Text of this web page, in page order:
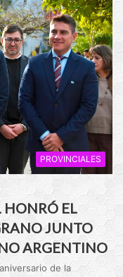
PROVINCIALES
HONRÓ EL
JUNTO
ARGENTINO
de la